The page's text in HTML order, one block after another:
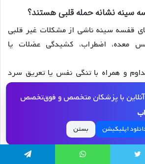
سینه نشانه حمله قلبی هستند؟
قفسه سینه ناشی از مشکلات غیر قلبی
معده، اضطراب، کشیدگی عضلات یا
و همراه با تنگی نفس یا تعریق سرد
مراجعه شود.
سینه‌مان خطرناک است؟
طول بکشد
با پزشکان متخصص و فوق‌تخصص
اپلیکیشن بستن